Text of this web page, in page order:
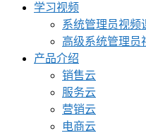
学习视频
系统管理员视频
高级系统管理员
产品介绍
销售云
服务云
营销云
电商云